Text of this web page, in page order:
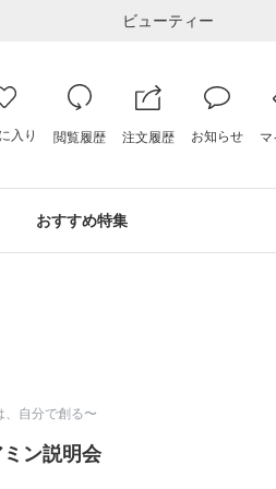
ビューティー
入り 閲覧履歴 注文履歴 お知らせ マ
おすすめ特集
自分で創る〜
ン説明会